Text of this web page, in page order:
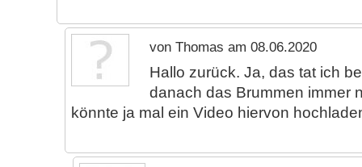
von Thomas am 08.06.2020
Hallo zurück. Ja, das tat ich
danach das Brummen immer
könnte ja mal ein Video hiervon